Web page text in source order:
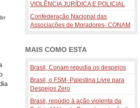
VIOLÊNCIA JURÍDICA E POLICIAL
Confederação Nacional das
Associações de Moradores- CONAM
MAIS COMO ESTA
Brasil, Conam repudia os despejos
Brasil, o FSM- Palestina Livre para
Despejos Zero
Brasil, repúdio à ação violenta da